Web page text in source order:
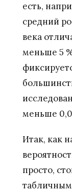
есть,
средний
века
меньше 5
меньше
Итак, как
просто,